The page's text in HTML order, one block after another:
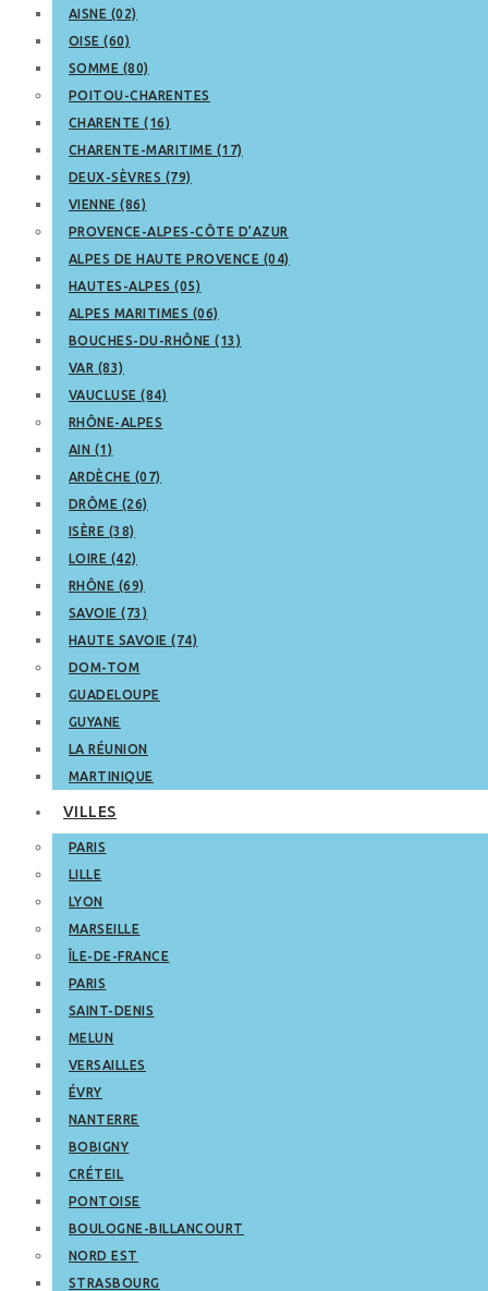
AISNE (02)
OISE (60)
SOMME (80)
POITOU-CHARENTES
CHARENTE (16)
CHARENTE-MARITIME (17)
DEUX-SÈVRES (79)
VIENNE (86)
PROVENCE-ALPES-CÔTE D’AZUR
ALPES DE HAUTE PROVENCE (04)
HAUTES-ALPES (05)
ALPES MARITIMES (06)
BOUCHES-DU-RHÔNE (13)
VAR (83)
VAUCLUSE (84)
RHÔNE-ALPES
AIN (1)
ARDÈCHE (07)
DRÔME (26)
ISÈRE (38)
LOIRE (42)
RHÔNE (69)
SAVOIE (73)
HAUTE SAVOIE (74)
DOM-TOM
GUADELOUPE
GUYANE
LA RÉUNION
MARTINIQUE
VILLES
PARIS
LILLE
LYON
MARSEILLE
ÎLE-DE-FRANCE
PARIS
SAINT-DENIS
MELUN
VERSAILLES
ÉVRY
NANTERRE
BOBIGNY
CRÉTEIL
PONTOISE
BOULOGNE-BILLANCOURT
NORD EST
STRASBOURG